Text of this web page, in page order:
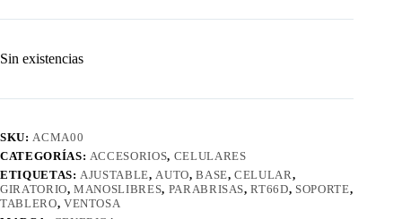
Sin existencias
SKU: ACMA00
CATEGORÍAS: ACCESORIOS, CELULARES
ETIQUETAS: AJUSTABLE, AUTO,BASE,CELULAR,
GIRATORIO,MANOSLIBRES, PARABRISAS,RT66D, SOPORTE,
TABLERO, VENTOSA